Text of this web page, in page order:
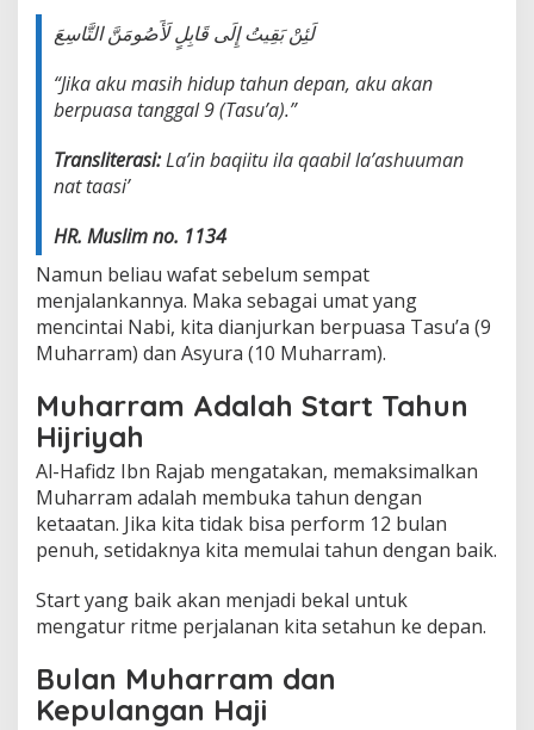
لَئِنْ بَقِيتُ إِلَى قَابِلٍ لَأَصُومَنَّ التَّاسِعَ
“Jika aku masih hidup tahun depan, aku akan
berpuasa tanggal 9 (Tasu’a).”
Transliterasi:La’in baqiitu ila qaabil la’ashuuman
nat taasi’
HR. Muslim no. 1134
Namun beliau wafat sebelum sempat
menjalankannya. Maka sebagai umat yang
mencintai Nabi, kita dianjurkan berpuasa Tasu’a (9
Muharram) dan Asyura (10 Muharram).
Muharram Adalah Start Tahun
Hijriyah
Al-Hafidz Ibn Rajab mengatakan, memaksimalkan
Muharram adalah membuka tahun dengan
ketaatan. Jika kita tidak bisa perform 12 bulan
penuh, setidaknya kita memulai tahun dengan baik.
Start yang baik akan menjadi bekal untuk
mengatur ritme perjalanan kita setahun ke depan.
Bulan Muharram dan
Kepulangan Haji